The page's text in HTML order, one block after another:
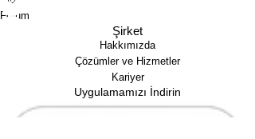
Forum
Şirket
Hakkımızda
Çözümler ve Hizmetler
Kariyer
Uygulamamızı İndirin